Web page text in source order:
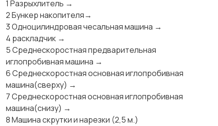
1 Разрыхлитель →
2 Бункер накопителя→
3 Одноцилиндровая чесальная машина →
4 раскладчик →
5 Среднескоростная предварительная
иглопробивная машина →
6 Среднескоростная основная иглопробивная
машина(сверху) →
7 Среднескоростная основная иглопробивная
машина(снизу) →
8 Машина скрутки и нарезки (2,5 м.)